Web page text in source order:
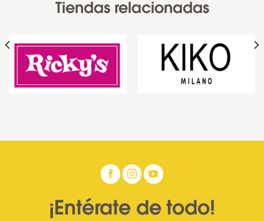
Tiendas relacionadas
¡Entérate de todo!